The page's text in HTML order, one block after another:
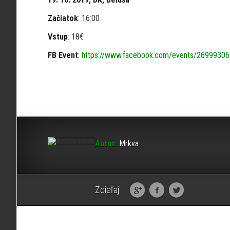
Začiatok: 16:00
Vstup: 18€
FB Event: https://www.facebook.com/events/
Autor: Mrkva
Zdieľaj